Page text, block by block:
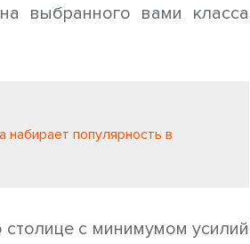
выбранного вами класса
набирает популярность в
с минимумом усилий